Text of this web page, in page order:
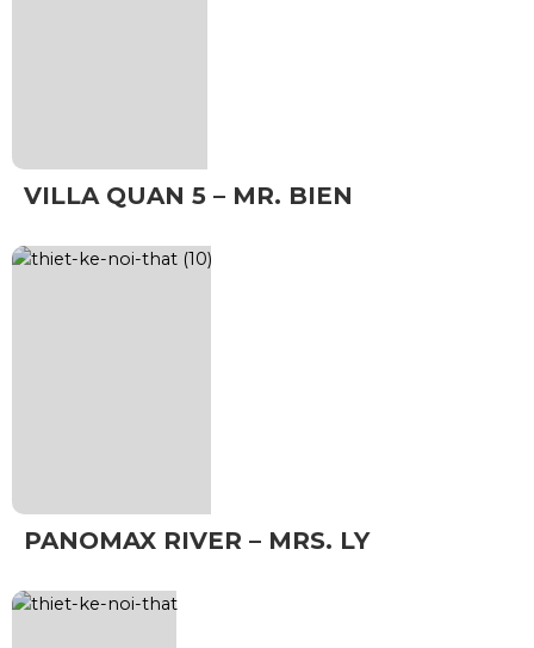
VILLA QUAN 5 – MR. BIEN
PANOMAX RIVER – MRS. LY